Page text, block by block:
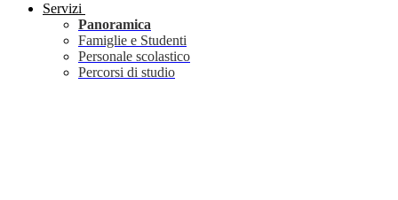
Servizi
Panoramica
Famiglie e Studenti
Personale scolastico
Percorsi di studio